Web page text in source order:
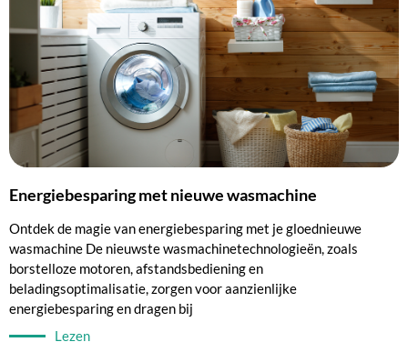
Energiebesparing met nieuwe wasmachine
Ontdek de magie van energiebesparing met je gloednieuwe
wasmachine De nieuwste wasmachinetechnologieën, zoals
borstelloze motoren, afstandsbediening en
beladingsoptimalisatie, zorgen voor aanzienlijke
energiebesparing en dragen bij
Lezen